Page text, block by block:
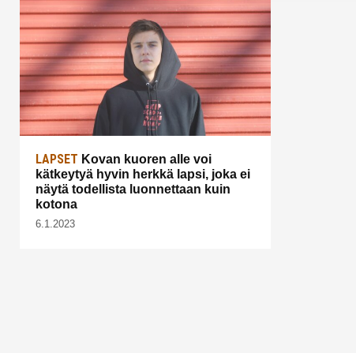
LAPSET Kovan kuoren alle voi
kätkeytyä hyvin herkkä lapsi, joka ei
näytä todellista luonnettaan kuin
kotona
6.1.2023